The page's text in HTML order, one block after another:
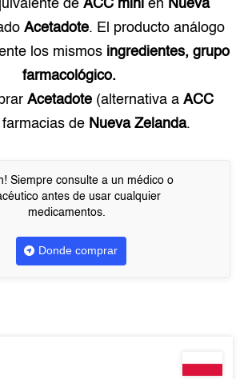
de ACC minien Nueva
Acetadote. El producto análogo
los mismos ingredientes, grupo
farmacológico.
Acetadote(alternativa a ACC
farmacias de Nueva Zelanda.
Siempre consulte a un médico o
antes de usar cualquier
medicamentos.
Donde comprar